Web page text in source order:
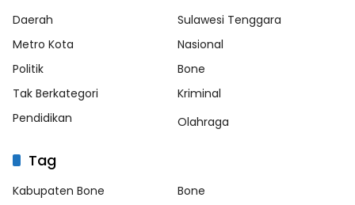
Daerah
Sulawesi Tenggara
Metro Kota
Nasional
Politik
Bone
Tak Berkategori
Kriminal
Pendidikan
Olahraga
Tag
Kabupaten Bone
Bone